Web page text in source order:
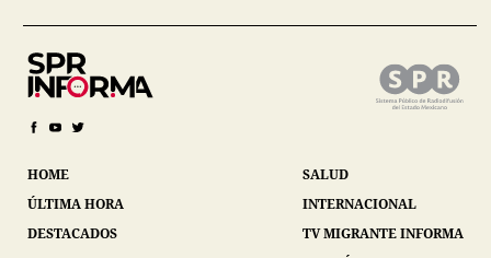
HOME
ÚLTIMA HORA
DESTACADOS
SALUD
INTERNACIONAL
TV MIGRANTE INFORMA